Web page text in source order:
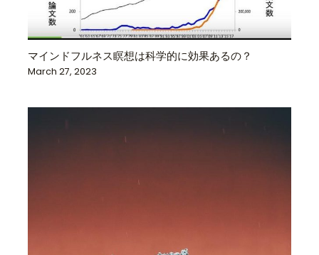
マインドフルネス瞑想は科学的に効果あるの？
March 27, 2023